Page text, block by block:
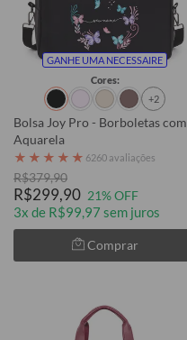
GANHE UMA NECESSAIRE
Cores:
+2
Bolsa Joy Pro - Borboletas com
Aquarela
★ ★ ★ ★ ★ 6260 avaliações
R$379,90
R$299,90 21% OFF
3x de R$99,97 sem juros
Comprar